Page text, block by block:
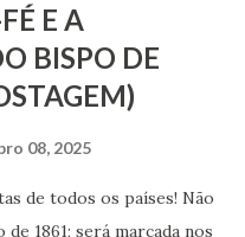
E A
BISPO DE
08, 2025
todos os países! Não
1861; será marcada nos